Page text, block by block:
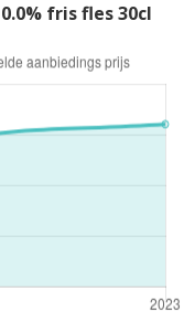
fris fles 30cl